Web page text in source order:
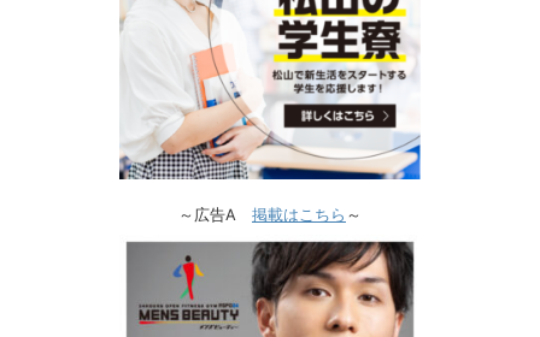
～広告A 掲載はこちら ～